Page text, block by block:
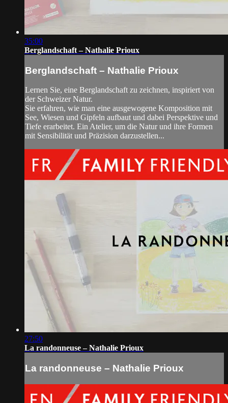
35:00
Berglandschaft – Nathalie Prioux
Berglandschaft – Nathalie Prioux
Lernen Sie, eine Berglandschaft zu zeichnen, inspiriert von
der Schweizer Natur.
Sie erfahren, wie man eine ausgewogene Komposition mit
See, Wiesen und Gipfeln aufbaut und dabei Perspektive und
Tiefe erarbeitet. Ein Atelier, um die Natur und ihre Formen
mit Sensibilität und Präzision darzustellen...
27:50
La randonneuse – Nathalie Prioux
La randonneuse – Nathalie Prioux